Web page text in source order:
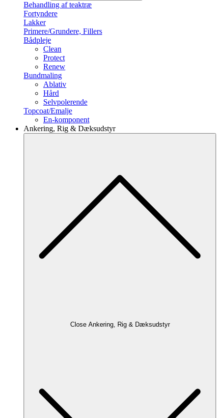
Behandling af teaktræ
Fortyndere
Lakker
Primere/Grundere, Fillers
Bådpleje
Clean
Protect
Renew
Bundmaling
Ablativ
Hård
Selvpolerende
Topcoat/Emalje
En-komponent
Ankering, Rig & Dæksudstyr
Close Ankering, Rig & Dæksudstyr